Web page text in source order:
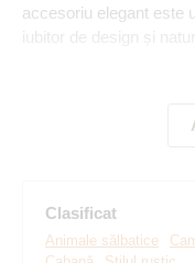
accesoriu elegant este
iubitor de design și
independența lupului
Principalele
Clasificat
Animale sălbatice